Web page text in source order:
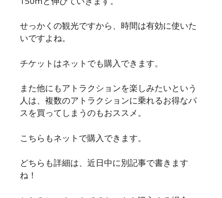
せっかくの観光ですから、時間は有効に使いた
いですよね。
チケットはネットでも購入できます。
また他にもアトラクションを楽しみたいという
人は、複数のアトラクションに乗れるお得なパ
スを買ってしまうのもおススメ。
こちらもネットで購入できます。
どちらも詳細は、近日中に別記事で書きます
ね！